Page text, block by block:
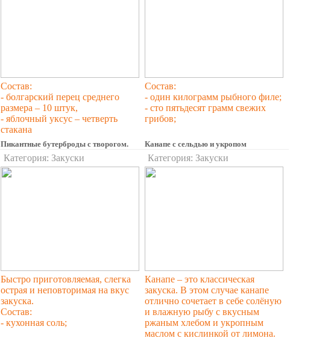
Состав:
- болгарский перец среднего
размера – 10 штук,
- яблочный уксус – четверть
стакана
Состав:
- один килограмм рыбного филе;
- сто пятьдесят грамм свежих
грибов;
Пикантные бутерброды с творогом.
Категория: Закуски
Быстро приготовляемая, слегка
острая и неповторимая на вкус
закуска.
Состав:
- кухонная соль;
Канапе с сельдью и укропом
Категория: Закуски
Канапе – это классическая
закуска. В этом случае канапе
отлично сочетает в себе солёную
и влажную рыбу с вкусным
ржаным хлебом и укропным
маслом с кислинкой от лимона.